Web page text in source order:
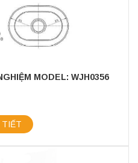
MODEL: WJH0356
TIẾT